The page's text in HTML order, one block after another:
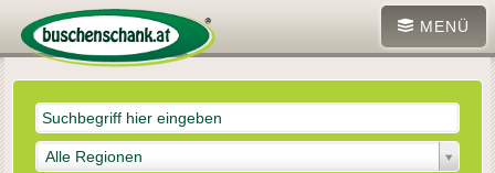
MENÜ
Alle Regionen